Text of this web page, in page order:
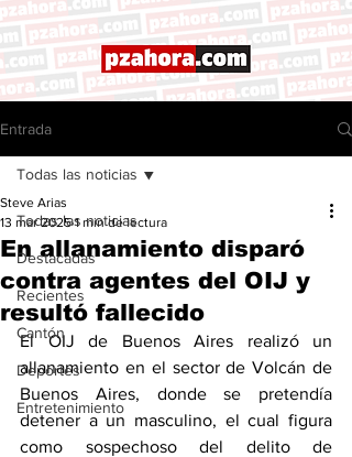
Entrada
Todas las noticias
Destacadas
Recientes
Cantón
Deportes
Entretenimiento
Todas las noticias
En allanamiento disparó
contra agentes del OIJ y
resultó fallecido
Steve Arias
13 mar 2025 1 min de lectura
El OIJ de Buenos Aires realizó un
allanamiento en el sector de Volcán de
Buenos Aires, donde se pretendía
detener a un masculino, el cual figura
como sospechoso del delito de